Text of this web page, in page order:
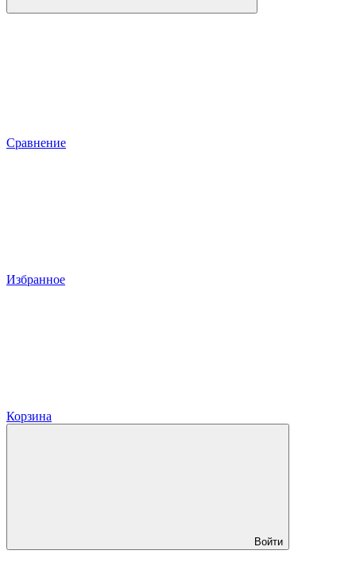
Сравнение
Избранное
Корзина
Войти